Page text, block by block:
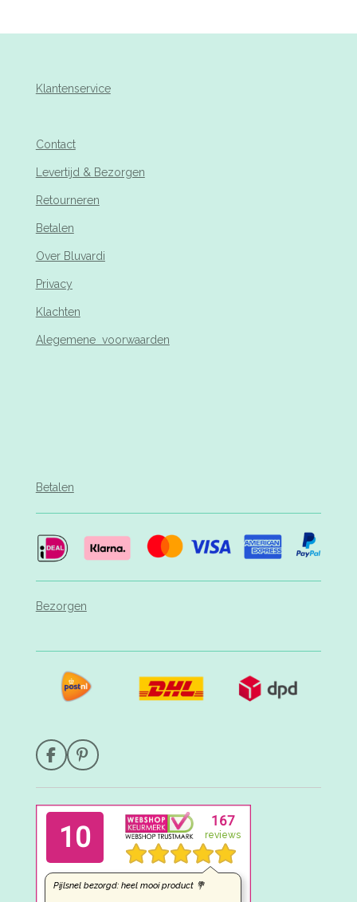
Klantenservice
Contact
Levertijd & Bezorgen
Retourneren
Betalen
Over Bluvardi
Privacy
Klachten
Alegemene voorwaarden
Betalen
Bezorgen
F
c
e
b
k
P
n
t
r
e
s
t